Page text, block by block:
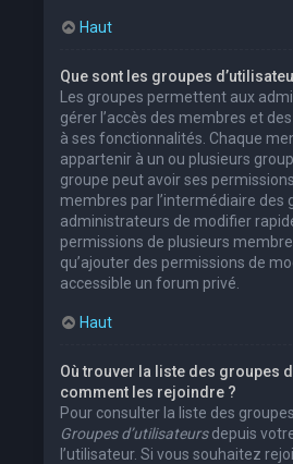
Haut
Que sont les groupes
Les groupes permettent aux
gérer l’accès des membres et
à ses fonctionnalités. Chaque
appartenir à un ou plusieurs
groupe peut avoir ses
membres par l’intermédiaire des
administrateurs de modifier
permissions de plusieurs
qu’ajouter des permissions de
accessible un forum privé.
Haut
Où trouver la liste des groupes
comment les rejoindre ?
Pour consulter la liste des
Groupes d’utilisateursdepuis
l’utilisateur. Si vous souhaitez